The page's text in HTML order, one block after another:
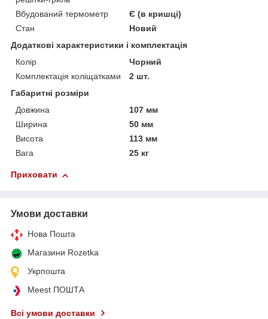
Вбудований термометр
Є (в кришці)
Стан
Новий
Додаткові характеристики і комплектація
Колір
Чорний
Комплектація коліщатками
2 шт.
Габаритні розміри
Довжина
107 мм
Ширина
50 мм
Висота
113 мм
Вага
25 кг
Приховати
Умови доставки
Нова Пошта
Магазини Rozetka
Укрпошта
Meest ПОШТА
Всі умови доставки